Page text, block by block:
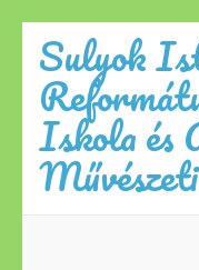
content
(Press
Enter)
Sulyok
Iskola és